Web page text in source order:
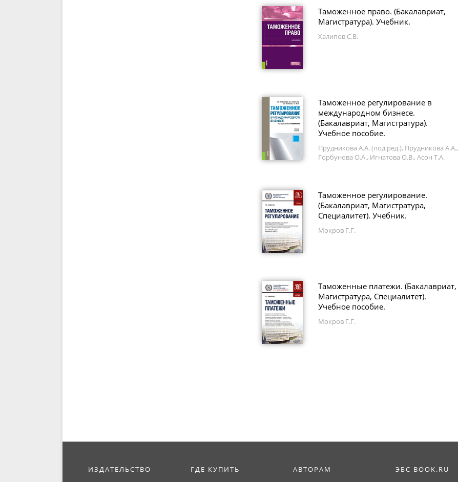
Таможенное право. (Бакалавриат,
Магистратура). Учебник.
Халипов С.В.
Таможенное регулирование в
международном бизнесе.
(Бакалавриат, Магистратура).
Учебное пособие.
Прудникова А.А. (под ред.), Прудникова А.А.,
Горбунова О.А., Игнатова О.В., Асон Т.А.
Таможенное регулирование.
(Бакалавриат, Магистратура,
Специалитет). Учебник.
Мокров Г.Г.
Таможенные платежи. (Бакалавриат,
Магистратура, Специалитет).
Учебное пособие.
Мокров Г.Г.
ИЗДАТЕЛЬСТВО ГДЕ КУПИТЬ АВТОРАМ ЭБС BOOK.RU